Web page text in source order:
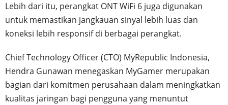
Lebih dari itu, perangkat ONT WiFi 6 juga digunakan
untuk memastikan jangkauan sinyal lebih luas dan
koneksi lebih responsif di berbagai perangkat.
Chief Technology Officer (CTO) MyRepublic Indonesia,
Hendra Gunawan menegaskan MyGamer merupakan
bagian dari komitmen perusahaan dalam meningkatkan
kualitas jaringan bagi pengguna yang menuntut